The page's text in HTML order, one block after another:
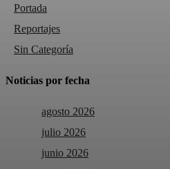
Portada
Reportajes
Sin Categoría
Noticias por fecha
agosto 2026
julio 2026
junio 2026